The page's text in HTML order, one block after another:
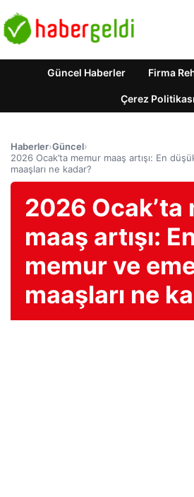
Güncel Haberler Firma
Çerez Politikası
Haberler›Güncel›
2026 Ocak’ta memur maaş artışı: En
maaşları ne kadar?
2026 Ocak’ta
maaş artışı:
memur ve
maaşları ne